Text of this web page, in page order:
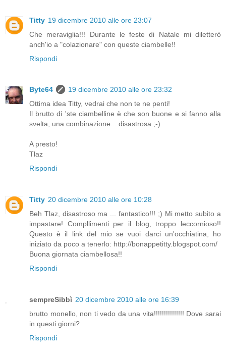
Titty 19 dicembre 2010 alle ore 23:07
Che meraviglia!!! Durante le feste di Natale mi diletterò
anch'io a "colazionare" con queste ciambelle!!
Rispondi
Byte64
19 dicembre 2010 alle ore 23:32
Ottima idea Titty, vedrai che non te ne penti!
Il brutto di 'ste ciambelline è che son buone e si fanno alla
svelta, una combinazione... disastrosa ;-)
A presto!
Tlaz
Rispondi
Titty 20 dicembre 2010 alle ore 10:28
Beh Tlaz, disastroso ma ... fantastico!!! ;) Mi metto subito a
impastare! Compllimenti per il blog, troppo leccornioso!!
Questo è il link del mio se vuoi darci un'occhiatina, ho
iniziato da poco a tenerlo: http://bonappetitty.blogspot.com/
Buona giornata ciambellosa!!
Rispondi
sempreSibbì 20 dicembre 2010 alle ore 16:39
brutto monello, non ti vedo da una vita!!!!!!!!!!!!!!! Dove sarai
in questi giorni?
Rispondi